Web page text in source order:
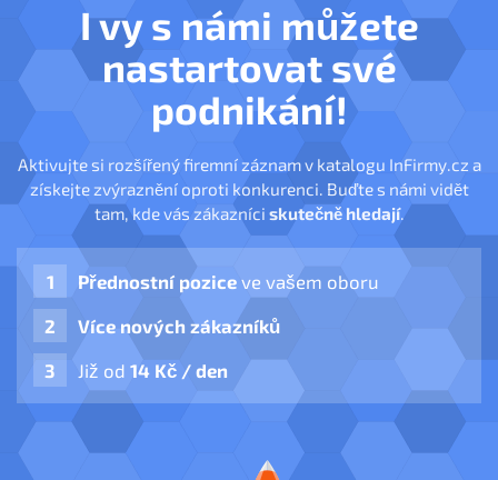
I vy s námi můžete
nastartovat své
podnikání!
Aktivujte si rozšířený firemní záznam v katalogu InFirmy.cz a
získejte zvýraznění oproti konkurenci. Buďte s námi vidět
tam, kde vás zákazníci skutečně hledají.
Přednostní pozice ve vašem oboru
Více nových zákazníků
Již od 14 Kč / den